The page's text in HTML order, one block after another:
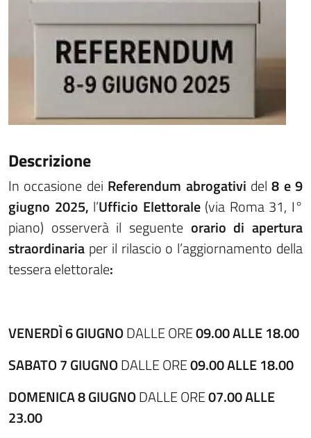
Descrizione
In occasione dei Referendum abrogativi del8 e 9
giugno 2025, l’Ufficio Elettorale (via Roma 31, I°
piano) osserverà il seguente orario di apertura
straordinaria per il rilascio o l’aggiornamento della
tessera elettorale:
VENERDÌ 6GIUGNODALLE ORE09.00 ALLE 18.00
SABATO 7GIUGNODALLE ORE09.00 ALLE 18.00
DOMENICA 8GIUGNODALLE ORE07.00 ALLE
23.00